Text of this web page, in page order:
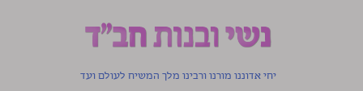
יחי אדוננו מורנו ורבינו מלך המשיח לעולם ועד